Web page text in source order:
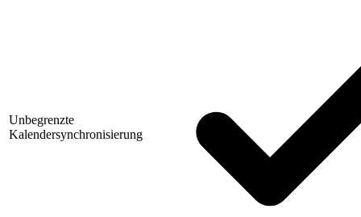
Unbegrenzte
Kalendersynchronisierung